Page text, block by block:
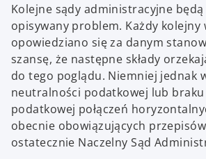
Kolejne sądy administracyjne będą
opisywany problem. Każdy kolejny
opowiedziano się za danym
szansę, że następne składy
do tego poglądu. Niemniej jednak
neutralności podatkowej lub
podatkowej połączeń
obecnie obowiązujących
ostatecznie Naczelny Sąd